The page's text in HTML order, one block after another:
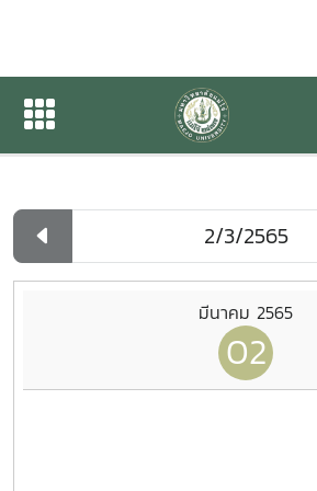
ปฏิทินกิจกรรมของหน่
ปฏิทินกิจกรรมของหน่วยงาน
มีนาคม 2565
02